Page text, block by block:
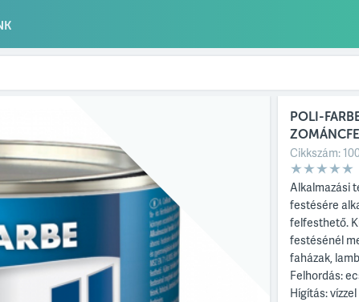
POLI-
Cikkszám:
Alkalmazási
festésére
felfesthető.
festésénél
faházak,
Felhordás:
Hígítás: